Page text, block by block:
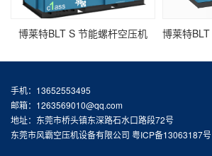
博莱特BLT S 节能螺杆空压机
手机：13652553495
邮箱：1263569010@qq.com
地址：东莞市桥头镇东深路石水口路段72号
东莞市风霸空压机设备有限公司 粤ICP备13063187号